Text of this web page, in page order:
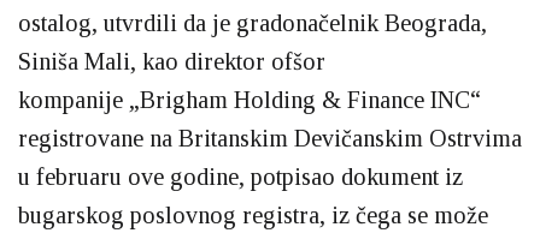
ostalog, utvrdili da je gradonačelnik Beograda,
Siniša Mali, kao direktor ofšor
kompanije „Brigham Holding & Finance INC“
registrovane na Britanskim Devičanskim Ostrvima
u februaru ove godine, potpisao dokument iz
bugarskog poslovnog registra, iz čega se može